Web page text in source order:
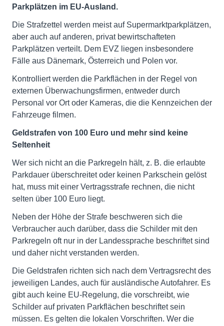
Parkplätzen im EU-Ausland.
Die Strafzettel werden meist auf Supermarktparkplätzen,
aber auch auf anderen, privat bewirtschafteten
Parkplätzen verteilt. Dem EVZ liegen insbesondere
Fälle aus Dänemark, Österreich und Polen vor.
Kontrolliert werden die Parkflächen in der Regel von
externen Überwachungsfirmen, entweder durch
Personal vor Ort oder Kameras, die die Kennzeichen der
Fahrzeuge filmen.
Geldstrafen von 100 Euro und mehr sind keine
Seltenheit
Wer sich nicht an die Parkregeln hält, z. B. die erlaubte
Parkdauer überschreitet oder keinen Parkschein gelöst
hat, muss mit einer Vertragsstrafe rechnen, die nicht
selten über 100 Euro liegt.
Neben der Höhe der Strafe beschweren sich die
Verbraucher auch darüber, dass die Schilder mit den
Parkregeln oft nur in der Landessprache beschriftet sind
und daher nicht verstanden werden.
Die Geldstrafen richten sich nach dem Vertragsrecht des
jeweiligen Landes, auch für ausländische Autofahrer. Es
gibt auch keine EU-Regelung, die vorschreibt, wie
Schilder auf privaten Parkflächen beschriftet sein
müssen. Es gelten die lokalen Vorschriften. Wer die